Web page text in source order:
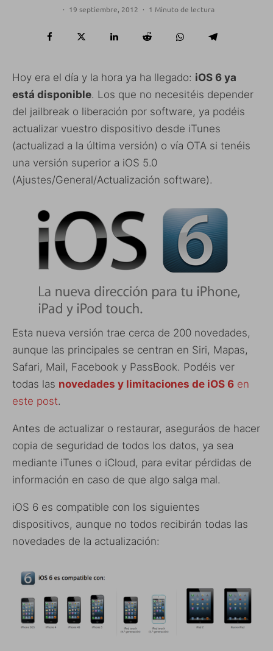
· 19 septiembre, 2012 · 1 Minuto de lectura
Hoy era el día y la hora ya ha llegado: iOS 6 ya
está disponible. Los que no necesitéis depender
del jailbreak o liberación por software, ya podéis
actualizar vuestro dispositivo desde iTunes
(actualizad a la última versión) o vía OTA si tenéis
una versión superior a iOS 5.0
(Ajustes/General/Actualización software).
Esta nueva versión trae cerca de 200 novedades,
aunque las principales se centran en Siri, Mapas,
Safari, Mail, Facebook y PassBook. Podéis ver
todas las novedades y limitaciones de iOS 6 en
este post.
Antes de actualizar o restaurar, aseguráos de hacer
copia de seguridad de todos los datos, ya sea
mediante iTunes o iCloud, para evitar pérdidas de
información en caso de que algo salga mal.
iOS 6 es compatible con los siguientes
dispositivos, aunque no todos recibirán todas las
novedades de la actualización: